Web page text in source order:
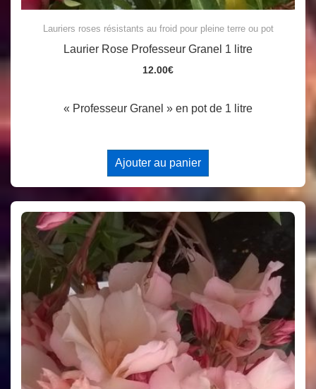
Lauriers roses résistants au froid pour pleine terre ou pot
Laurier Rose Professeur Granel 1 litre
12.00€
« Professeur Granel » en pot de 1 litre
Ajouter au panier